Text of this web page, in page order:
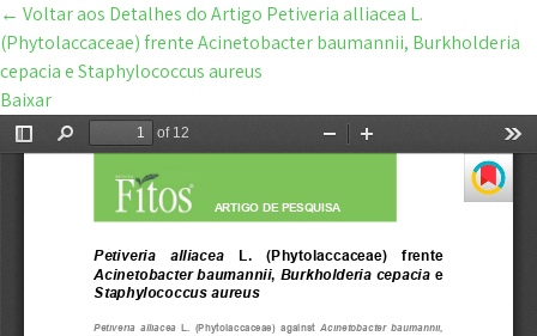
← Voltar aos Detalhes do Artigo Petiveria alliacea L.
(Phytolaccaceae) frente Acinetobacter baumannii, Burkholderia
cepacia e Staphylococcus aureus
Baixar